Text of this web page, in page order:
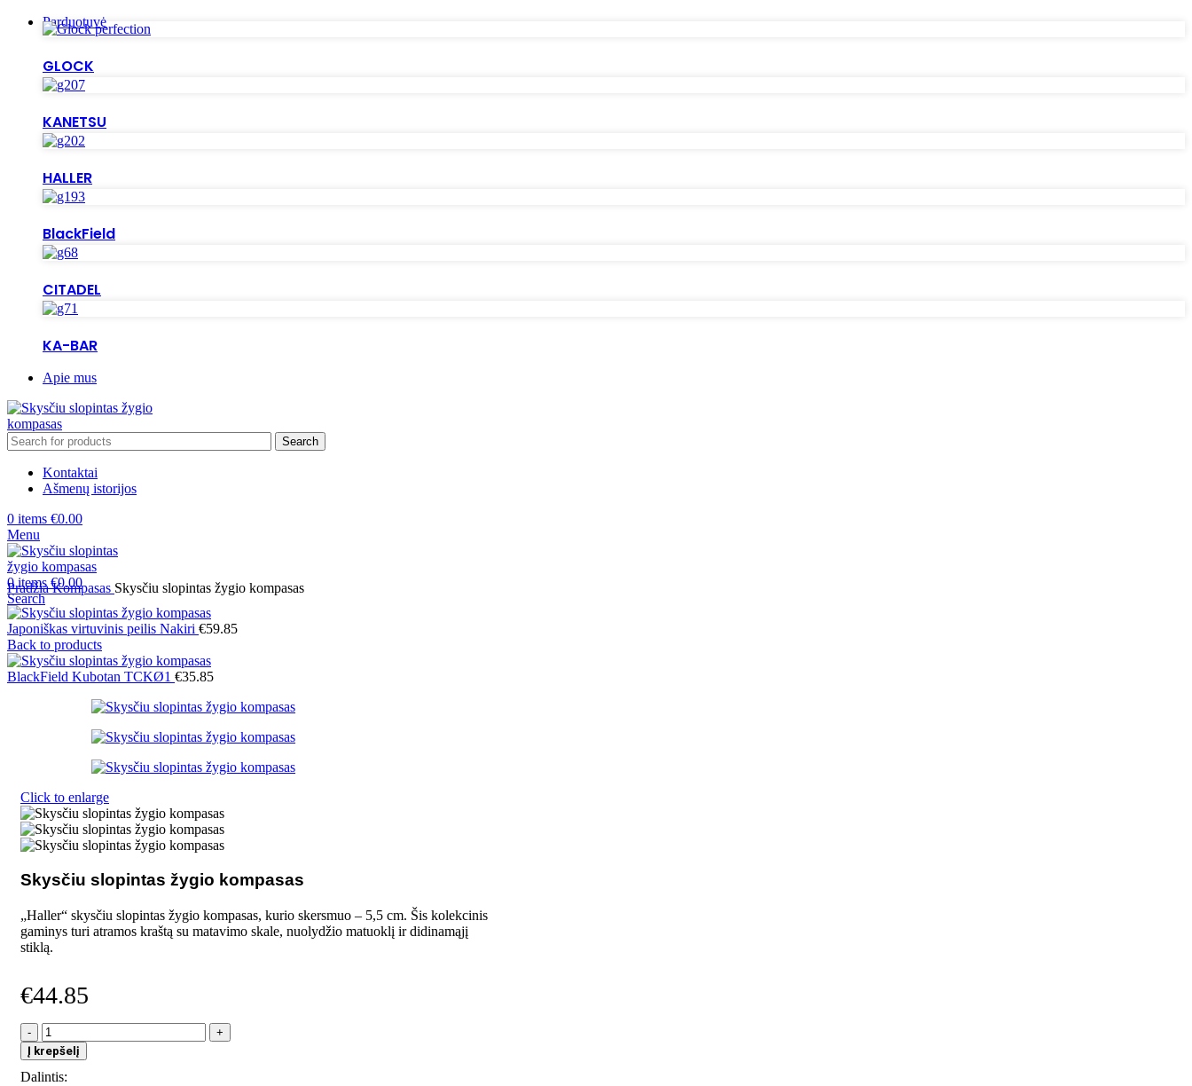
Parduotuvė
GLOCK
KANETSU
HALLER
BlackField
CITADEL
KA-BAR
Apie mus
Search
Kontaktai
Ašmenų istorijos
0 items €0.00
Menu
0items €0.00
Search
PradžiaKompasas Skysčiu slopintas žygio kompasas
Japoniškas virtuvinis peilis Nakiri €59.85
Back to products
BlackField Kubotan TCKØ1 €35.85
Click to enlarge
Skysčiu slopintas žygio kompasas
„Haller“ skysčiu slopintas žygio kompasas, kurio skersmuo – 5,5 cm. Šis kolekcinis
gaminys turi atramos kraštą su matavimo skale, nuolydžio matuoklį ir didinamąjį
stiklą.
€44.85
produkto
kiekis:
Skysčiu
slopintas
Į krepšelį
Dalintis: